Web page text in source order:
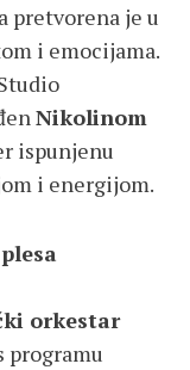
pretvorena je u
i emocijama.
Nikolinom
ispunjenu
i energijom.
orkestar
programu